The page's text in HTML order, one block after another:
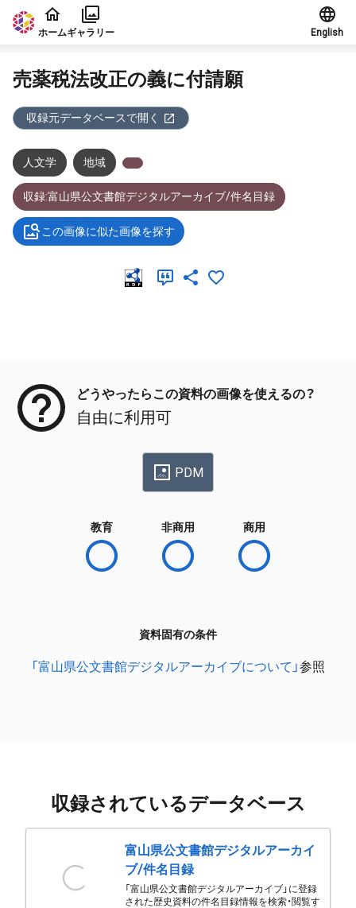
本文に飛ぶ
ホームギャラリー English
売薬税法改正の義に付請願
収録元データベースで開く
人文学 地域
収録:富山県公文書館デジタルアーカイブ/件名目録
この画像に似た画像を探す
どうやったらこの資料の画像を使えるの？
自由に利用可
PDM
教育 非商用 商用
資料固有の条件
「富山県公文書館デジタルアーカイブについて」参照
収録されているデータベース
富山県公文書館デジタルアーカイ
ブ/件名目録
「富山県公文書館デジタルアーカイブ」に登録
された歴史資料の件名目録情報を検索・閲覧す